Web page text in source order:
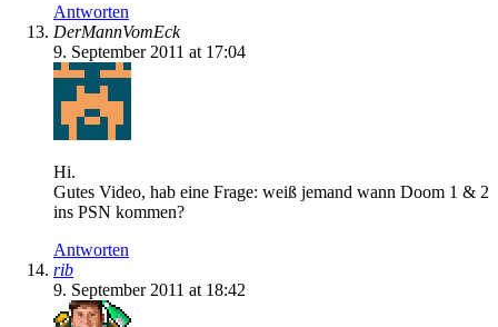
Antworten
DerMannVomEck
9. September 2011 at 17:04
Hi.
Gutes Video, hab eine Frage: weiß jemand wann Doom 1 & 2
ins PSN kommen?
Antworten
rib
9. September 2011 at 18:42